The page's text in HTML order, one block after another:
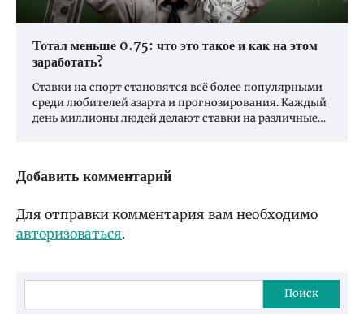
Тотал меньше 0.75: что это такое и как на этом
заработать?
Ставки на спорт становятся всё более популярными
среди любителей азарта и прогнозирования. Каждый
день миллионы людей делают ставки на различные…
Добавить комментарий
Для отправки комментария вам необходимо
авторизоваться.
Поиск